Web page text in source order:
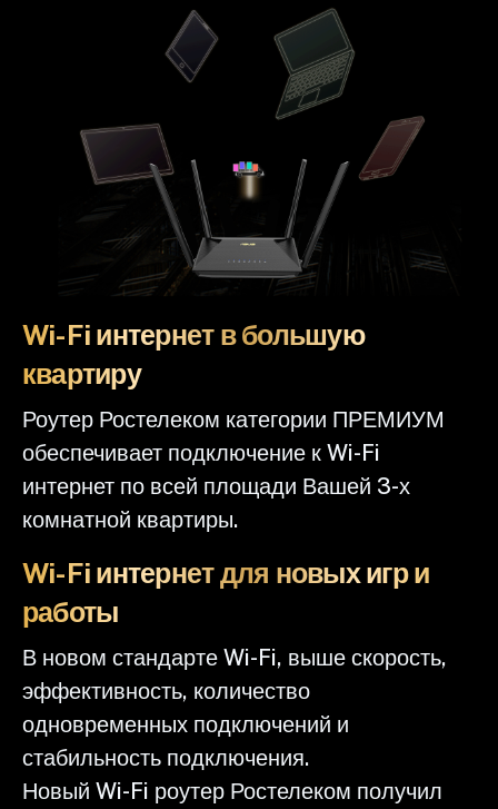
Wi-Fi интернет в большую
квартиру
Роутер Ростелеком категории ПРЕМИУМ
обеспечивает подключение к Wi-Fi
интернет по всей площади Вашей 3-х
комнатной квартиры.
Wi-Fi интернет для новых игр и
работы
В новом стандарте Wi-Fi, выше скорость,
эффективность, количество
одновременных подключений и
стабильность подключения.
Новый Wi-Fi роутер Ростелеком получил